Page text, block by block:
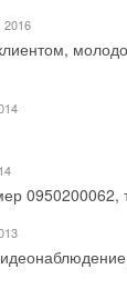
2016
0950200062,